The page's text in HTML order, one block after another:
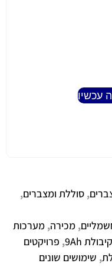
עכשיו
, סוללת ומצברים,
, מכירה, מערכות
, פרויקטים
, שימושים שונים